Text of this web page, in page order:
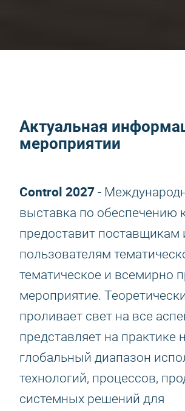
Актуальная
мероприятии
Control 2027 -
выставка по обеспечению
предоставит поставщикам
пользователям
тематическое и всемирно
мероприятие.
проливает свет на все
представляет на
глобальный диапазон
технологий, процессов,
системных решений для